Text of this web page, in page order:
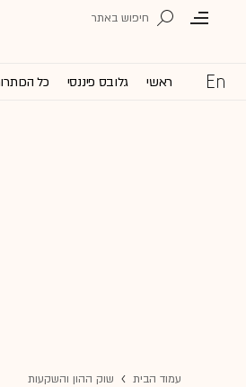
ראשי גלובס פיננסי כל
עמוד הבית שוק ההון והשקעות